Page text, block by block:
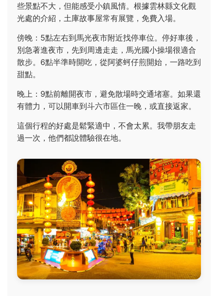
些景點不大，但能感受小鎮風情。根據雲林縣文化觀
光處的介紹，土庫故事屋常有展覽，免費入場。
傍晚：5點左右到馬光夜市附近找停車位。停好車後，
別急著進夜市，先到周邊走走，馬光國小操場很適合
散步。6點半準時開吃，從阿婆蚵仔煎開始，一路吃到
甜點。
晚上：9點前離開夜市，避免散場時交通堵塞。如果還
有體力，可以開車到斗六市區住一晚，或直接返家。
這個行程的好處是鬆緊適中，不會太累。我帶朋友走
過一次，他們都說體驗很在地。